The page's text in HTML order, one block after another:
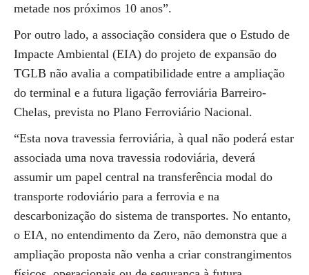
metade nos próximos 10 anos”.
Por outro lado, a associação considera que o Estudo de
Impacte Ambiental (EIA) do projeto de expansão do
TGLB não avalia a compatibilidade entre a ampliação
do terminal e a futura ligação ferroviária Barreiro-
Chelas, prevista no Plano Ferroviário Nacional.
“Esta nova travessia ferroviária, à qual não poderá estar
associada uma nova travessia rodoviária, deverá
assumir um papel central na transferência modal do
transporte rodoviário para a ferrovia e na
descarbonização do sistema de transportes. No entanto,
o EIA, no entendimento da Zero, não demonstra que a
ampliação proposta não venha a criar constrangimentos